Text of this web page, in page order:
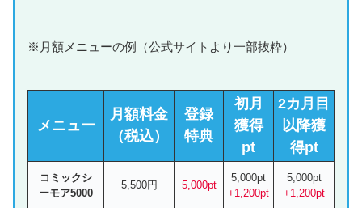
※月額メニューの例（公式サイトより一部抜粋）
メニュー
月額料金
（税込）
登録
特典
初月
獲得
pt
2カ月目
以降獲
得pt
コミックシ
ーモア5000
5,500円 5,000pt
5,000pt
+1,200pt
5,000pt
+1,200pt